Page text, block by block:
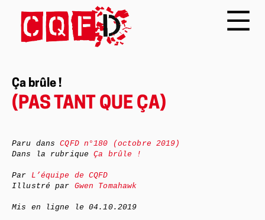
Ça brûle !
(PAS TANT QUE ÇA)
Paru dansCQFDn°180 (octobre 2019)
Dans la rubriqueÇa brûle !
Par L’équipe deCQFD
Illustré par Gwen Tomahawk
Mis en ligne le04.10.2019